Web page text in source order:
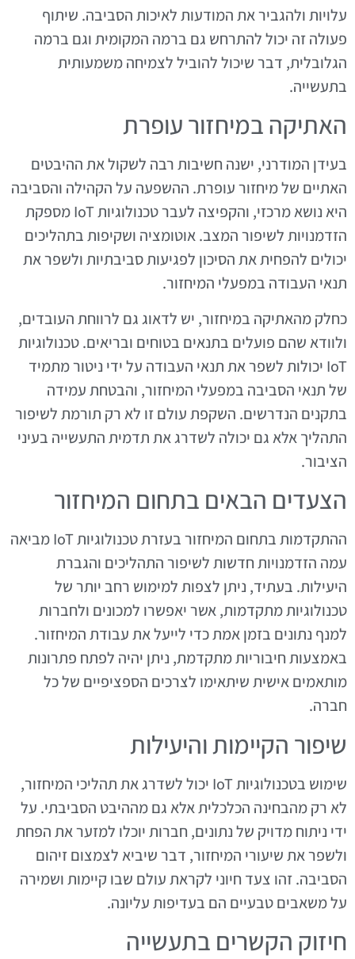
עלויות ולהגביר את המודעות לאיכות הסביבה. שיתוף
פעולה זה יכול להתרחש גם ברמה המקומית וגם ברמה
הגלובלית, דבר שיכול להוביל לצמיחה משמעותית
בתעשייה.
האתיקה במיחזור עופרת
בעידן המודרני, ישנה חשיבות רבה לשקול את ההיבטים
האתיים של מיחזור עופרת. ההשפעה על הקהילה והסביבה
היא נושא מרכזי, והקפיצה לעבר טכנולוגיות IoT מספקת
הזדמנויות לשיפור המצב. אוטומציה ושקיפות בתהליכים
יכולים להפחית את הסיכון לפגיעות סביבתיות ולשפר את
תנאי העבודה במפעלי המיחזור.
כחלק מהאתיקה במיחזור, יש לדאוג גם לרווחת העובדים,
ולוודא שהם פועלים בתנאים בטוחים ובריאים. טכנולוגיות
IoT יכולות לשפר את תנאי העבודה על ידי ניטור מתמיד
של תנאי הסביבה במפעלי המיחזור, והבטחת עמידה
בתקנים הנדרשים. השקפת עולם זו לא רק תורמת לשיפור
התהליך אלא גם יכולה לשדרג את תדמית התעשייה בעיני
הציבור.
הצעדים הבאים בתחום המיחזור
ההתקדמות בתחום המיחזור בעזרת טכנולוגיות IoT מביאה
עמה הזדמנויות חדשות לשיפור התהליכים והגברת
היעילות. בעתיד, ניתן לצפות למימוש רחב יותר של
טכנולוגיות מתקדמות, אשר יאפשרו למכונים ולחברות
למנף נתונים בזמן אמת כדי לייעל את עבודת המיחזור.
באמצעות חיבוריות מתקדמת, ניתן יהיה לפתח פתרונות
מותאמים אישית שיתאימו לצרכים הספציפיים של כל
חברה.
שיפור הקיימות והיעילות
שימוש בטכנולוגיות IoT יכול לשדרג את תהליכי המיחזור,
לא רק מהבחינה הכלכלית אלא גם מההיבט הסביבתי. על
ידי ניתוח מדויק של נתונים, חברות יוכלו למזער את הפחת
ולשפר את שיעורי המיחזור, דבר שיביא לצמצום זיהום
הסביבה. זהו צעד חיוני לקראת עולם שבו קיימות ושמירה
על משאבים טבעיים הם בעדיפות עליונה.
חיזוק הקשרים בתעשייה